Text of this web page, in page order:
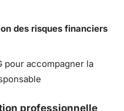
des risques financiers
pour accompagner la
professionnelle